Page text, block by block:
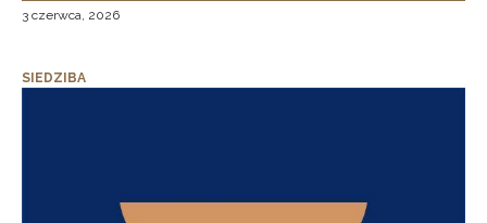
3 czerwca, 2026
SIEDZIBA